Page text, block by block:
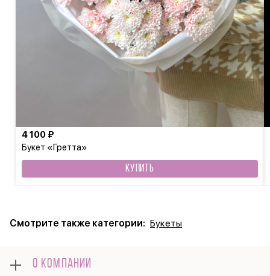
Букет «Гретта»
4 100 ₽
КУПИТЬ
Смотрите также категории: Букеты
О КОМПАНИИ